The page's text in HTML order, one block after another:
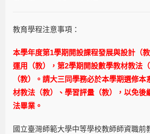
教育學程注意事項：
本學年度第1學期開設課程發展與設計（
運用（教），第2學期開設數學教材教法
（教）。請大三同學務必於本學期選修
材教法（教）、學習評量（教），以免後
法畢業。
國立臺灣師範大學中等學校教師師資職前